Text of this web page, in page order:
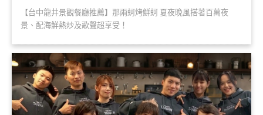
【台中龍井景觀餐廳推薦】那兩蚵烤鮮蚵 夏夜晚風搭著百萬夜
景、配海鮮熱炒及歌聲超享受！